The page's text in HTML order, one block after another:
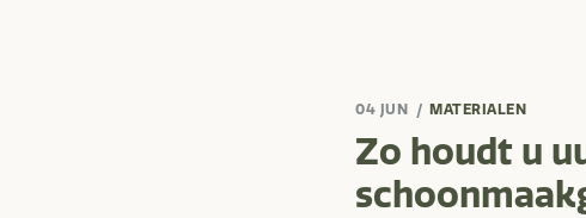
04 JUN MATERIALEN
Zo houdt u